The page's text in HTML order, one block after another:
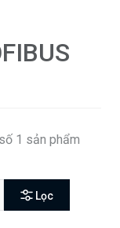
1 sản phẩm
Lọc